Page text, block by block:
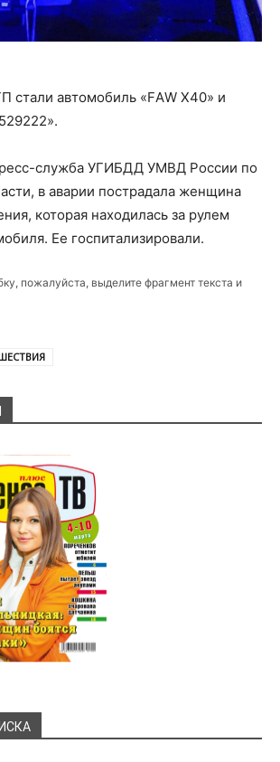
стали автомобиль «FАW Х40» и
служба УГИБДД УМВД России по
в аварии пострадала женщина
которая находилась за рулем
Ее госпитализировали.
пожалуйста, выделите фрагмент текста и